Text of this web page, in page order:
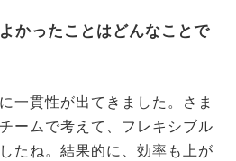
ったことはどんなことで
一貫性が出てきました。さま
ームで考えて、フレキシブル
たね。結果的に、効率も上が